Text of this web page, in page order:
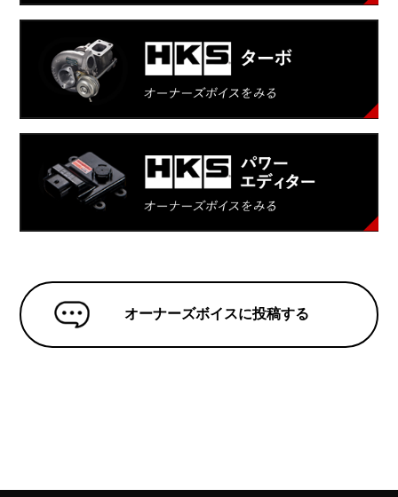
オーナーズボイスに投稿する